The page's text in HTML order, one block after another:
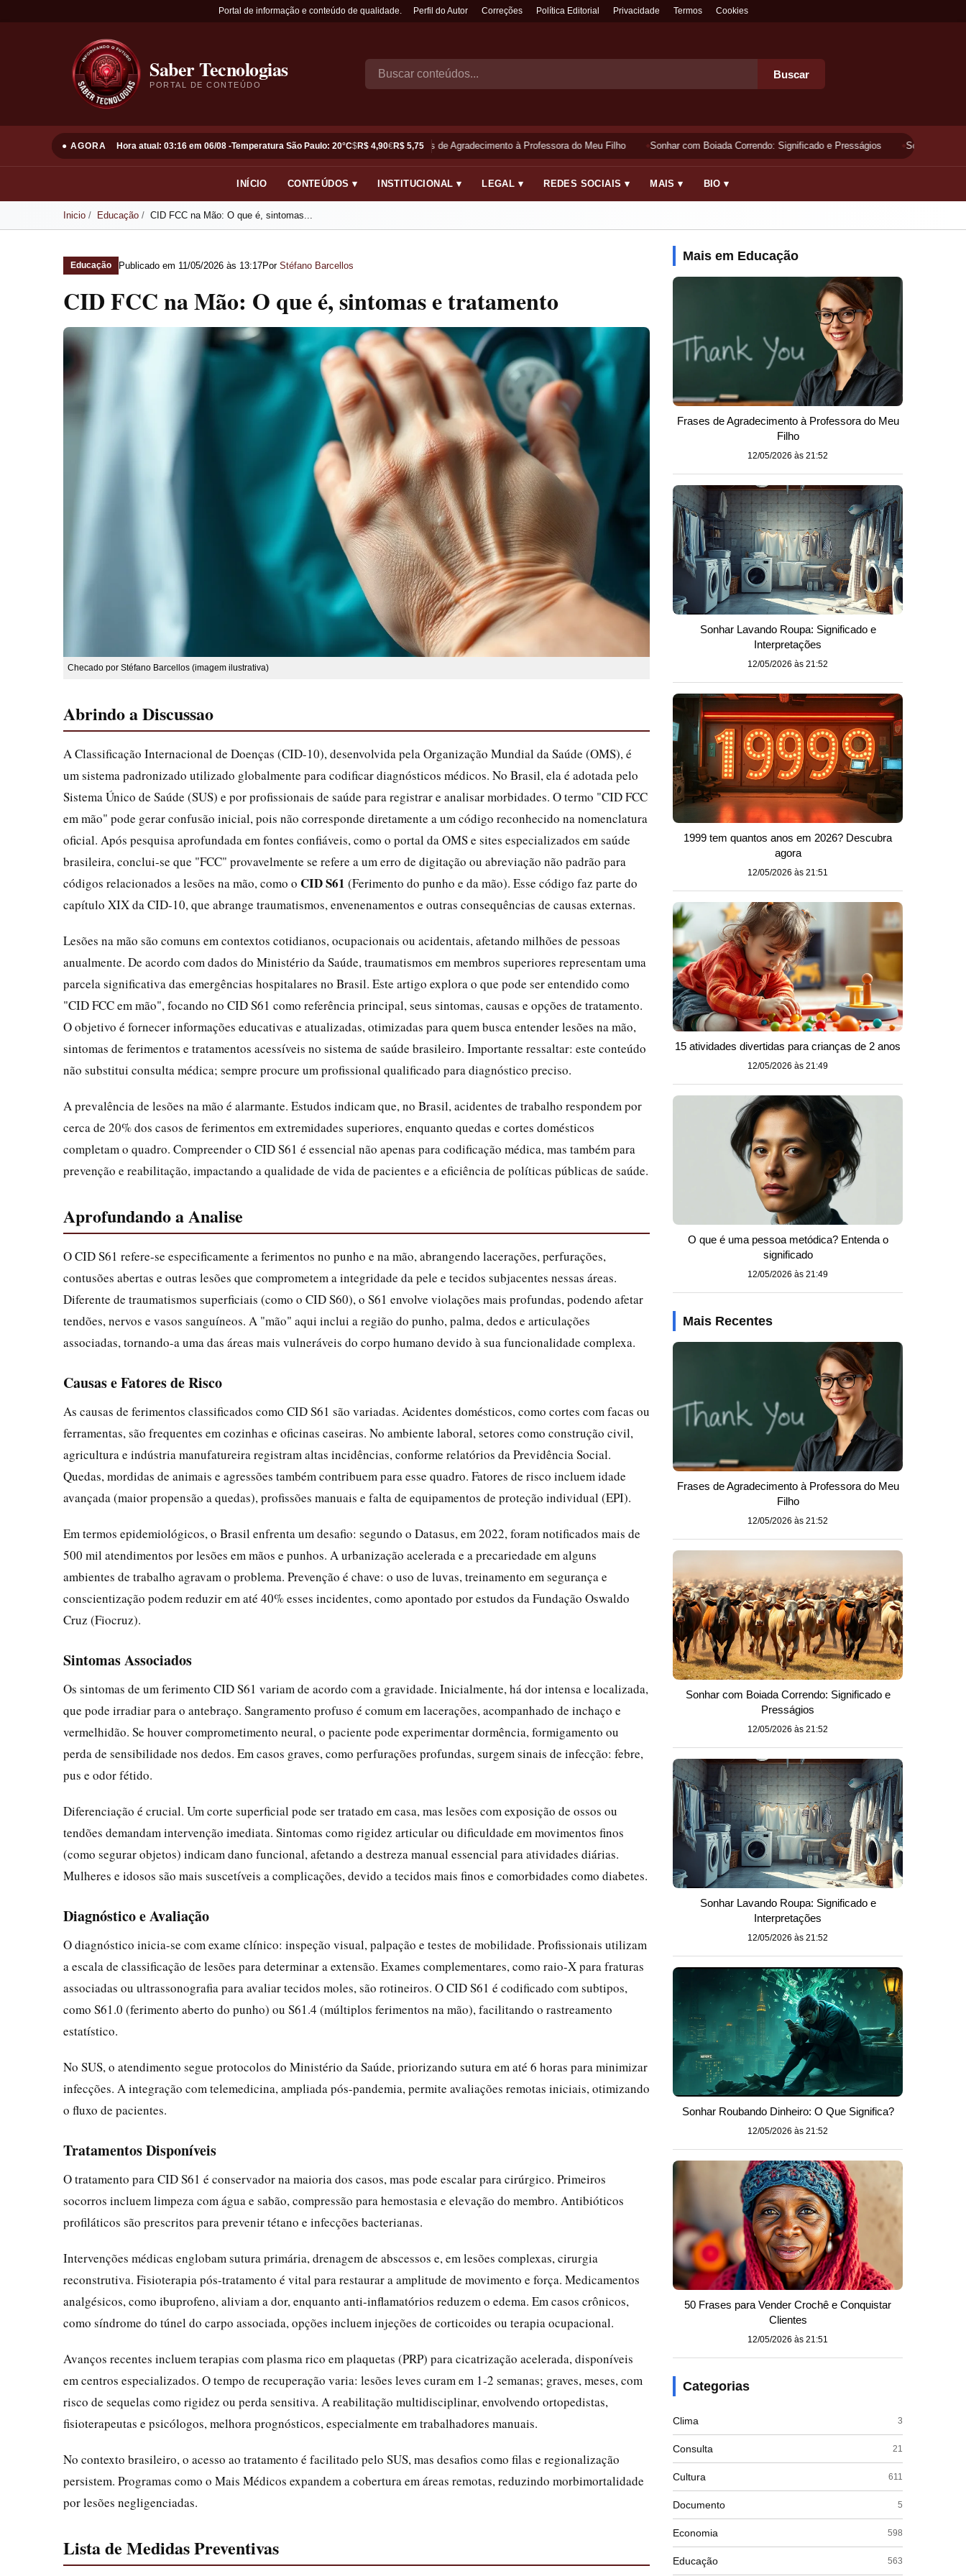
Portal de informação e conteúdo de qualidade. Perfil do Autor Correções Política Editorial Privacidade Termos Cookies
Saber Tecnologias
PORTAL DE CONTEÚDO
Buscar
● AGORA Hora atual: 03:16 em 06/08 -Temperatura São Paulo: 20°C$R$ 4,90€R$ 5,75
Frases de Agradecimento à Professora do Meu Filho Sonhar com Boiada Correndo: Significado e Presságios Sonhar
INÍCIO CONTEÚDOS ▾ INSTITUCIONAL ▾ LEGAL ▾ REDES SOCIAIS ▾ MAIS ▾ BIO ▾
Inicio Educação CID FCC na Mão: O que é, sintomas...
Educação Publicado em 11/05/2026 às 13:17Por Stéfano Barcellos
CID FCC na Mão: O que é, sintomas e tratamento
Checado por Stéfano Barcellos (imagem ilustrativa)
Abrindo a Discussao
A Classificação Internacional de Doenças (CID-10), desenvolvida pela Organização Mundial da Saúde (OMS), é
um sistema padronizado utilizado globalmente para codificar diagnósticos médicos. No Brasil, ela é adotada pelo
Sistema Único de Saúde (SUS) e por profissionais de saúde para registrar e analisar morbidades. O termo "CID FCC
em mão" pode gerar confusão inicial, pois não corresponde diretamente a um código reconhecido na nomenclatura
oficial. Após pesquisa aprofundada em fontes confiáveis, como o portal da OMS e sites especializados em saúde
brasileira, conclui-se que "FCC" provavelmente se refere a um erro de digitação ou abreviação não padrão para
códigos relacionados a lesões na mão, como o CID S61 (Ferimento do punho e da mão). Esse código faz parte do
capítulo XIX da CID-10, que abrange traumatismos, envenenamentos e outras consequências de causas externas.
Lesões na mão são comuns em contextos cotidianos, ocupacionais ou acidentais, afetando milhões de pessoas
anualmente. De acordo com dados do Ministério da Saúde, traumatismos em membros superiores representam uma
parcela significativa das emergências hospitalares no Brasil. Este artigo explora o que pode ser entendido como
"CID FCC em mão", focando no CID S61 como referência principal, seus sintomas, causas e opções de tratamento.
O objetivo é fornecer informações educativas e atualizadas, otimizadas para quem busca entender lesões na mão,
sintomas de ferimentos e tratamentos acessíveis no sistema de saúde brasileiro. Importante ressaltar: este conteúdo
não substitui consulta médica; sempre procure um profissional qualificado para diagnóstico preciso.
A prevalência de lesões na mão é alarmante. Estudos indicam que, no Brasil, acidentes de trabalho respondem por
cerca de 20% dos casos de ferimentos em extremidades superiores, enquanto quedas e cortes domésticos
completam o quadro. Compreender o CID S61 é essencial não apenas para codificação médica, mas também para
prevenção e reabilitação, impactando a qualidade de vida de pacientes e a eficiência de políticas públicas de saúde.
Aprofundando a Analise
O CID S61 refere-se especificamente a ferimentos no punho e na mão, abrangendo lacerações, perfurações,
contusões abertas e outras lesões que comprometem a integridade da pele e tecidos subjacentes nessas áreas.
Diferente de traumatismos superficiais (como o CID S60), o S61 envolve violações mais profundas, podendo afetar
tendões, nervos e vasos sanguíneos. A "mão" aqui inclui a região do punho, palma, dedos e articulações
associadas, tornando-a uma das áreas mais vulneráveis do corpo humano devido à sua funcionalidade complexa.
Causas e Fatores de Risco
As causas de ferimentos classificados como CID S61 são variadas. Acidentes domésticos, como cortes com facas ou
ferramentas, são frequentes em cozinhas e oficinas caseiras. No ambiente laboral, setores como construção civil,
agricultura e indústria manufatureira registram altas incidências, conforme relatórios da Previdência Social.
Quedas, mordidas de animais e agressões também contribuem para esse quadro. Fatores de risco incluem idade
avançada (maior propensão a quedas), profissões manuais e falta de equipamentos de proteção individual (EPI).
Em termos epidemiológicos, o Brasil enfrenta um desafio: segundo o Datasus, em 2022, foram notificados mais de
500 mil atendimentos por lesões em mãos e punhos. A urbanização acelerada e a precariedade em alguns
ambientes de trabalho agravam o problema. Prevenção é chave: o uso de luvas, treinamento em segurança e
conscientização podem reduzir em até 40% esses incidentes, como apontado por estudos da Fundação Oswaldo
Cruz (Fiocruz).
Sintomas Associados
Os sintomas de um ferimento CID S61 variam de acordo com a gravidade. Inicialmente, há dor intensa e localizada,
que pode irradiar para o antebraço. Sangramento profuso é comum em lacerações, acompanhado de inchaço e
vermelhidão. Se houver comprometimento neural, o paciente pode experimentar dormência, formigamento ou
perda de sensibilidade nos dedos. Em casos graves, como perfurações profundas, surgem sinais de infecção: febre,
pus e odor fétido.
Diferenciação é crucial. Um corte superficial pode ser tratado em casa, mas lesões com exposição de ossos ou
tendões demandam intervenção imediata. Sintomas como rigidez articular ou dificuldade em movimentos finos
(como segurar objetos) indicam dano funcional, afetando a destreza manual essencial para atividades diárias.
Mulheres e idosos são mais suscetíveis a complicações, devido a tecidos mais finos e comorbidades como diabetes.
Diagnóstico e Avaliação
O diagnóstico inicia-se com exame clínico: inspeção visual, palpação e testes de mobilidade. Profissionais utilizam
a escala de classificação de lesões para determinar a extensão. Exames complementares, como raio-X para fraturas
associadas ou ultrassonografia para avaliar tecidos moles, são rotineiros. O CID S61 é codificado com subtipos,
como S61.0 (ferimento aberto do punho) ou S61.4 (múltiplos ferimentos na mão), facilitando o rastreamento
estatístico.
No SUS, o atendimento segue protocolos do Ministério da Saúde, priorizando sutura em até 6 horas para minimizar
infecções. A integração com telemedicina, ampliada pós-pandemia, permite avaliações remotas iniciais, otimizando
o fluxo de pacientes.
Tratamentos Disponíveis
O tratamento para CID S61 é conservador na maioria dos casos, mas pode escalar para cirúrgico. Primeiros
socorros incluem limpeza com água e sabão, compressão para hemostasia e elevação do membro. Antibióticos
profiláticos são prescritos para prevenir tétano e infecções bacterianas.
Intervenções médicas englobam sutura primária, drenagem de abscessos e, em lesões complexas, cirurgia
reconstrutiva. Fisioterapia pós-tratamento é vital para restaurar a amplitude de movimento e força. Medicamentos
analgésicos, como ibuprofeno, aliviam a dor, enquanto anti-inflamatórios reduzem o edema. Em casos crônicos,
como síndrome do túnel do carpo associada, opções incluem injeções de corticoides ou terapia ocupacional.
Avanços recentes incluem terapias com plasma rico em plaquetas (PRP) para cicatrização acelerada, disponíveis
em centros especializados. O tempo de recuperação varia: lesões leves curam em 1-2 semanas; graves, meses, com
risco de sequelas como rigidez ou perda sensitiva. A reabilitação multidisciplinar, envolvendo ortopedistas,
fisioterapeutas e psicólogos, melhora prognósticos, especialmente em trabalhadores manuais.
No contexto brasileiro, o acesso ao tratamento é facilitado pelo SUS, mas desafios como filas e regionalização
persistem. Programas como o Mais Médicos expandem a cobertura em áreas remotas, reduzindo morbimortalidade
por lesões negligenciadas.
Lista de Medidas Preventivas
Mais em Educação
Frases de Agradecimento à Professora do Meu
Filho
12/05/2026 às 21:52
Sonhar Lavando Roupa: Significado e
Interpretações
12/05/2026 às 21:52
1999 tem quantos anos em 2026? Descubra
agora
12/05/2026 às 21:51
15 atividades divertidas para crianças de 2 anos
12/05/2026 às 21:49
O que é uma pessoa metódica? Entenda o
significado
12/05/2026 às 21:49
Mais Recentes
Frases de Agradecimento à Professora do Meu
Filho
12/05/2026 às 21:52
Sonhar com Boiada Correndo: Significado e
Presságios
12/05/2026 às 21:52
Sonhar Lavando Roupa: Significado e
Interpretações
12/05/2026 às 21:52
Sonhar Roubando Dinheiro: O Que Significa?
12/05/2026 às 21:52
50 Frases para Vender Crochê e Conquistar
Clientes
12/05/2026 às 21:51
Categorias
Clima 3
Consulta 21
Cultura 611
Documento 5
Economia 598
Educação 563